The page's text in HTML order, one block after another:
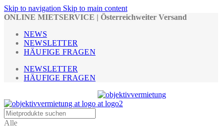
Skip to navigation Skip to main content
ONLINE MIETSERVICE | Österreichweiter Versand
NEWS
NEWSLETTER
HÄUFIGE FRAGEN
NEWSLETTER
HÄUFIGE FRAGEN
Alle